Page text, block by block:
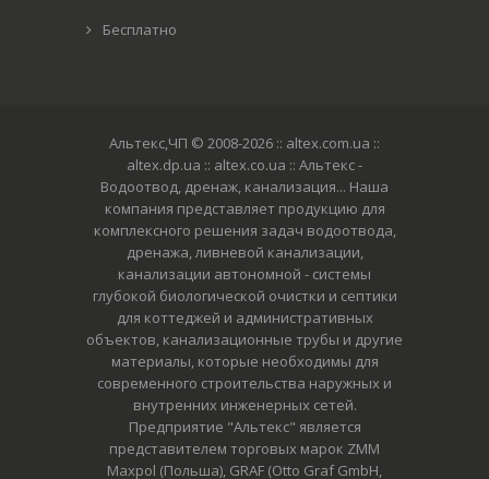
Бесплатно
Альтекс,ЧП © 2008-2026 :: altex.com.ua ::
altex.dp.ua :: altex.co.ua :: Альтекс -
Водоотвод, дренаж, канализация... Наша
компания представляет продукцию для
комплексного решения задач водоотвода,
дренажа, ливневой канализации,
канализации автономной - системы
глубокой биологической очистки и септики
для коттеджей и административных
объектов, канализационные трубы и другие
материалы, которые необходимы для
современного строительства наружных и
внутренних инженерных сетей.
Предприятие "Альтекс" является
представителем торговых марок ZMM
Maxpol (Польша), GRAF (Otto Graf GmbH,